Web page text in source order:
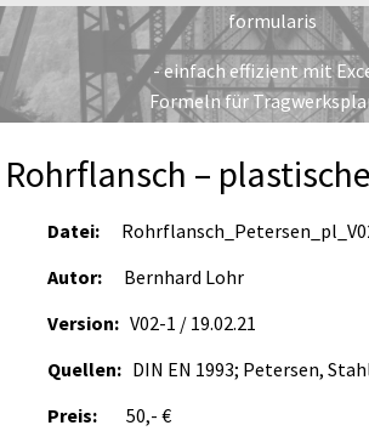
Zum
Inhalt
springen
formularis
- einfach effizient mit
Formeln für
Rohrflansch –
Datei:
Autor:
Bernhard Lohr
Version: V02-1 / 19.02.21
Quellen: DIN EN 1993; Petersen,
Preis:
50,- €